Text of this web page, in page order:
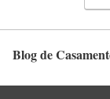
Blog de